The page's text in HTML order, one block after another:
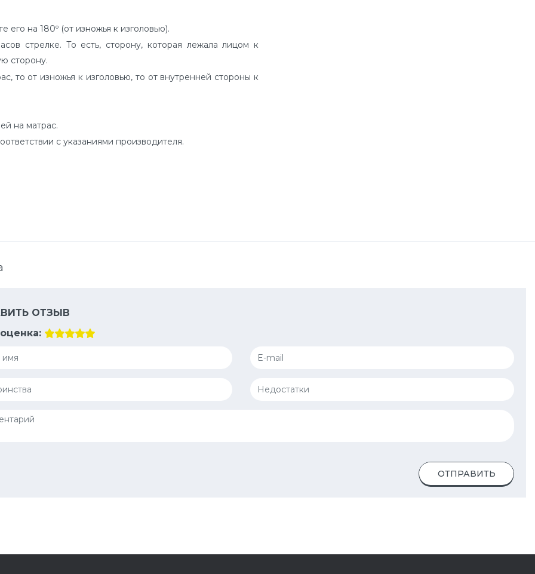
на 180º (от изножья к изголовью).
стрелке. То есть, сторону, которая лежала лицом к
сторону.
то от изножья к изголовью, то от внутренней стороны к
на матрас.
с указаниями производителя.
ОТЗЫВ
ОТПРАВИТЬ